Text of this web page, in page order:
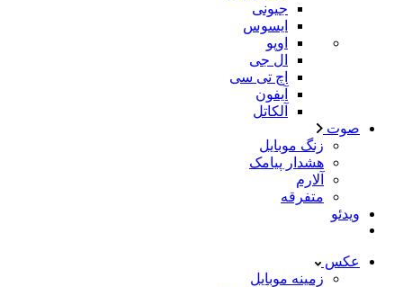
جیونی
ایسوس
اوپو
ال جی
اچ تی سی
آیفون
آلکاتل
صوت
زنگ موبایل
هشدار پیامک
آلارم
متفرقه
ویدئو
عکس
زمینه موبایل